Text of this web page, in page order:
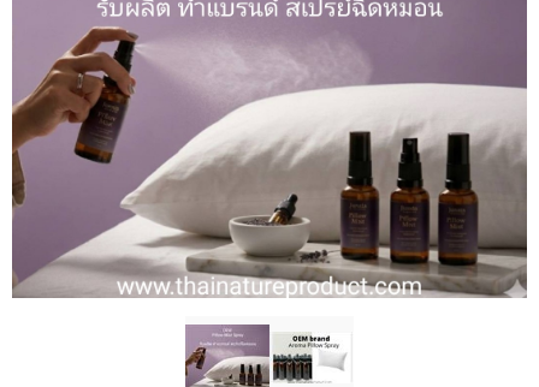
ขั้นตอนการผลิตทำแบรนด์
บทความ
GREEN PRODUCT CONCEPT
ติดต่อเรา